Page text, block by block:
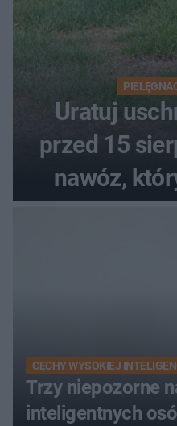
Uratuj
przed 15
nawóz,
CECHY WYSOKIEJ
Trzy niepozorne
inteligentnych